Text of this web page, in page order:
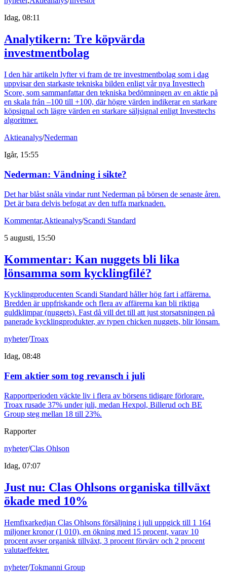
Idag, 08:11
Analytikern: Tre köpvärda
investmentbolag
I den här artikeln lyfter vi fram de tre investmentbolag som i dag
uppvisar den starkaste tekniska bilden enligt vår nya Investtech
Score, som sammanfattar den tekniska bedömningen av en aktie på
en skala från –100 till +100, där högre värden indikerar en starkare
köpsignal och lägre värden en starkare säljsignal enligt Investtechs
algoritmer.
Aktieanalys/Nederman
Igår, 15:55
Nederman: Vändning i sikte?
Det har blåst snåla vindar runt Nederman på börsen de senaste åren.
Det är bara delvis befogat av den tuffa marknaden.
Kommentar,Aktieanalys/Scandi Standard
5 augusti, 15:50
Kommentar: Kan nuggets bli lika
lönsamma som kycklingfilé?
Kycklingproducenten Scandi Standard håller hög fart i affärerna.
Bredden är uppfriskande och flera av affärerna kan bli riktiga
guldklimpar (nuggets). Fast då vill det till att just storsatsningen på
panerade kycklingprodukter, av typen chicken nuggets, blir lönsam.
nyheter/Troax
Idag, 08:48
Fem aktier som tog revansch i juli
Rapportperioden väckte liv i flera av börsens tidigare förlorare.
Troax rusade 37% under juli, medan Hexpol, Billerud och BE
Group steg mellan 18 till 23%.
Rapporter
nyheter/Clas Ohlson
Idag, 07:07
Just nu: Clas Ohlsons organiska tillväxt
ökade med 10%
Hemfixarkedjan Clas Ohlsons försäljning i juli uppgick till 1 164
miljoner kronor (1 010), en ökning med 15 procent, varav 10
procent avser organisk tillväxt, 3 procent förvärv och 2 procent
valutaeffekter.
nyheter/Tokmanni Group